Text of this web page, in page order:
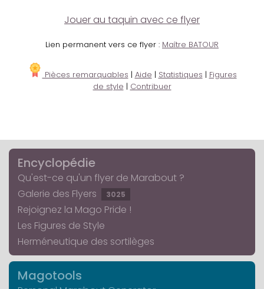
Jouer au taquin avec ce flyer
Lien permanent vers ce flyer : Maître BATOUR
Pièces remarquables | Aide | Statistiques | Figures
de style | Contribuer
Encyclopédie
Qu'est-ce qu'un flyer de Marabout ?
Galerie des Flyers
3025
Rejoignez la Mago Pride !
Les Figures de Style
Herméneutique des sortilèges
Magotools